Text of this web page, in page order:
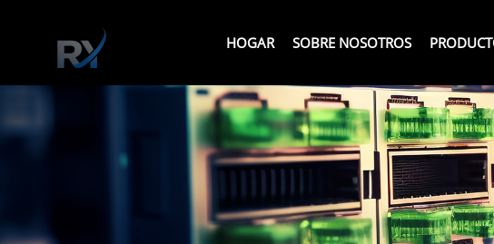
HOGAR SOBRE NOSOTROS